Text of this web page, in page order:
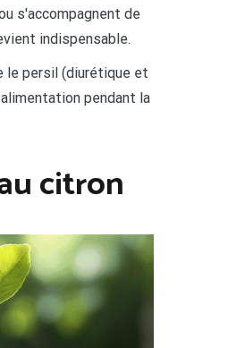
s'accompagnent de
indispensable.
le persil (diurétique et
pendant la
citron